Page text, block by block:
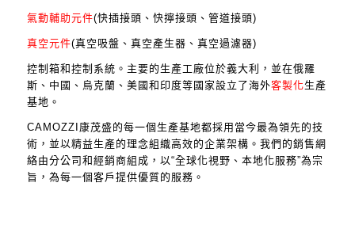
氣動輔助元件(快插接頭、快擰接頭、管道接頭)
真空元件(真空吸盤、真空產生器、真空過濾器)
控制箱和控制系統。主要的生產工廠位於義大利，並在俄羅
斯、中國、烏克蘭、美國和印度等國家設立了海外客製化生產
基地。
CAMOZZI康茂盛的每一個生產基地都採用當今最為領先的技
術，並以精益生產的理念組織高效的企業架構。我們的銷售網
絡由分公司和經銷商組成，以“全球化視野、本地化服務”為宗
旨，為每一個客戶提供優質的服務。